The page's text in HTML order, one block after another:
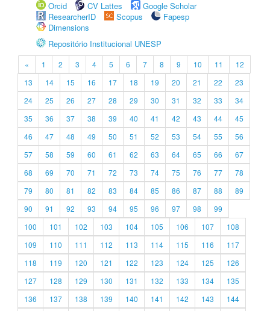
Orcid
CV Lattes
Google Scholar
ResearcherID
Scopus
Fapesp
Dimensions
Repositório Institucional UNESP
« 1 2 3 4 5 6 7 8 9 10 11
12
13
14 15 16 17 18 19 20 21 22
23
24
25 26 27 28 29 30 31 32 33
34
35
36 37 38 39 40 41 42 43 44
45
46
47 48 49 50 51 52 53 54 55
56
57
58 59 60 61 62 63 64 65 66
67
68
69 70 71 72 73 74 75 76 77
78
79
80 81 82 83 84 85 86 87 88
89
90
91 92 93 94 95 96 97 98
99
100
101 102 103 104 105 106 107
108
109
110 111 112 113 114 115 116
117
118
119 120 121 122 123 124 125
126
127
128 129 130 131 132 133 134
135
136
137 138 139 140 141 142 143
144